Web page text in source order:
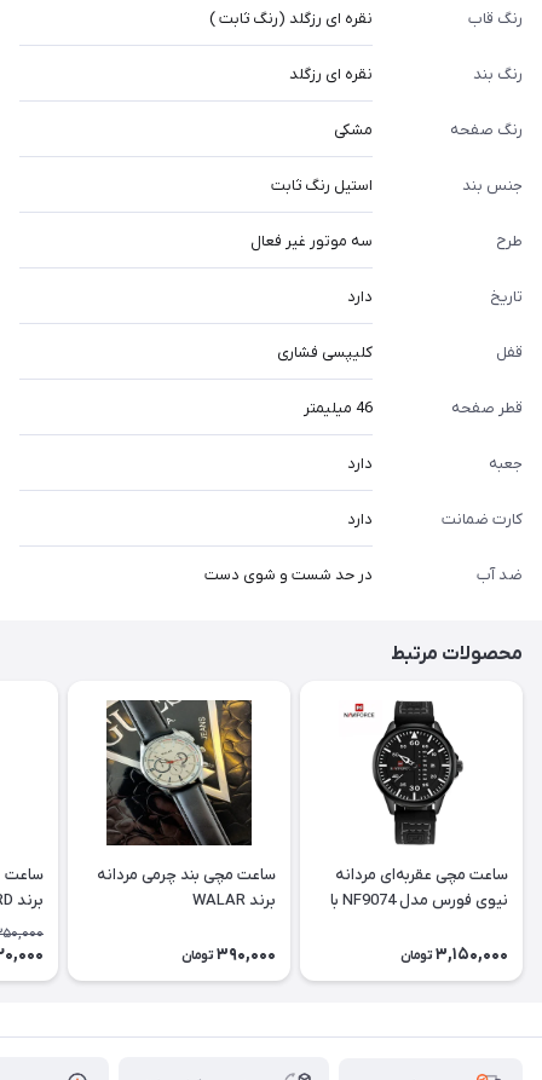
رنگ قاب نقره ای رزگلد (رنگ ثابت )
رنگ بند نقره ای رزگلد
رنگ صفحه مشکی
جنس بند استیل رنگ ثابت
طرح سه موتور غیر فعال
تاریخ دارد
قفل کلیپسی فشاری
قطر صفحه 46 میلیمتر
جعبه دارد
کارت ضمانت دارد
ضد آب در حد شست و شوی دست
محصولات مرتبط
ساعت مچی عقربه‌ای مردانه
نیوی فورس مدل NF9074 با
3,150,000 تومان
ساعت مچی بند چرمی مردانه
برند WALAR
390,000 تومان
ساعت
برند PASSBIRD